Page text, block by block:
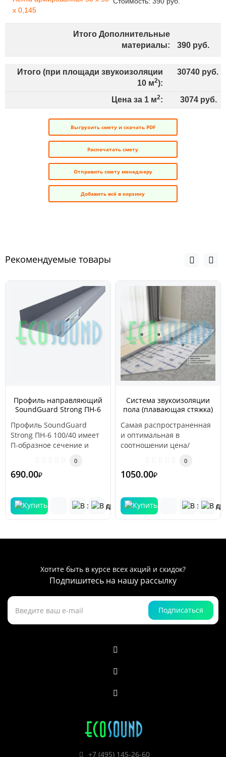
х 0,145
Итого Дополнительные
материалы:
390 руб.
Итого (при площади звукоизоляции
10 м2):
30740 руб.
Цена за 1 м2: 3074 руб.
Выгрузить смету и скачать PDF
Распечатать смету
Отправить смету менеджеру
Добавить всё в корзину
Рекомендуемые товары
Профиль направляющий
SoundGuard Strong ПН-6
Профиль SoundGuard
Strong ПН-6 100/40 имеет
П-образное сечение и
0
690.00₽
Система звукоизоляции
пола (плавающая стяжка)
Самая распространенная
и оптимальная в
соотношении цена/
Применяется в частных
квартир..
0
1050.00₽
Хотите быть в курсе всех акций и скидок?
Подпишитесь на нашу рассылку
Подписаться
+7 (495) 145-26-60